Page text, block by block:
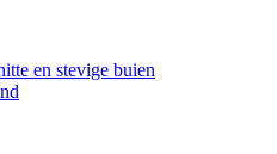
en stevige buien